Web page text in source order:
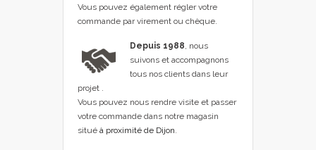
Vous pouvez également régler votre
commande par virement ou chèque.
Depuis 1988 , nous
suivons et accompagnons
tous nos clients dans leur
projet .
Vous pouvez nous rendre visite et passer
votre commande dans notre magasin
situé à proximité de Dijon